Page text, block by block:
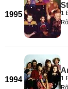
1995 1
1994 1